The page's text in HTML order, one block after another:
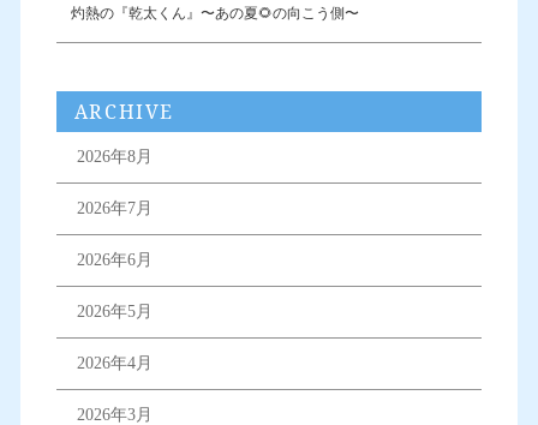
灼熱の『乾太くん』〜あの夏🌻の向こう側〜
ARCHIVE
2026年8月
2026年7月
2026年6月
2026年5月
2026年4月
2026年3月